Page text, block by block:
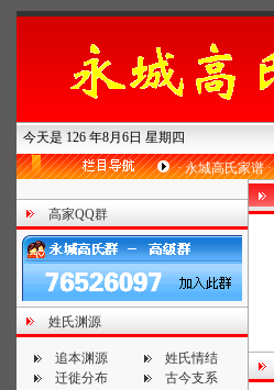
今天是 126 年8月6日 星期四
· 永城高氏家谱 ·
高家QQ群
姓氏渊源
追本渊源
姓氏情结
迁徙分布
古今支系